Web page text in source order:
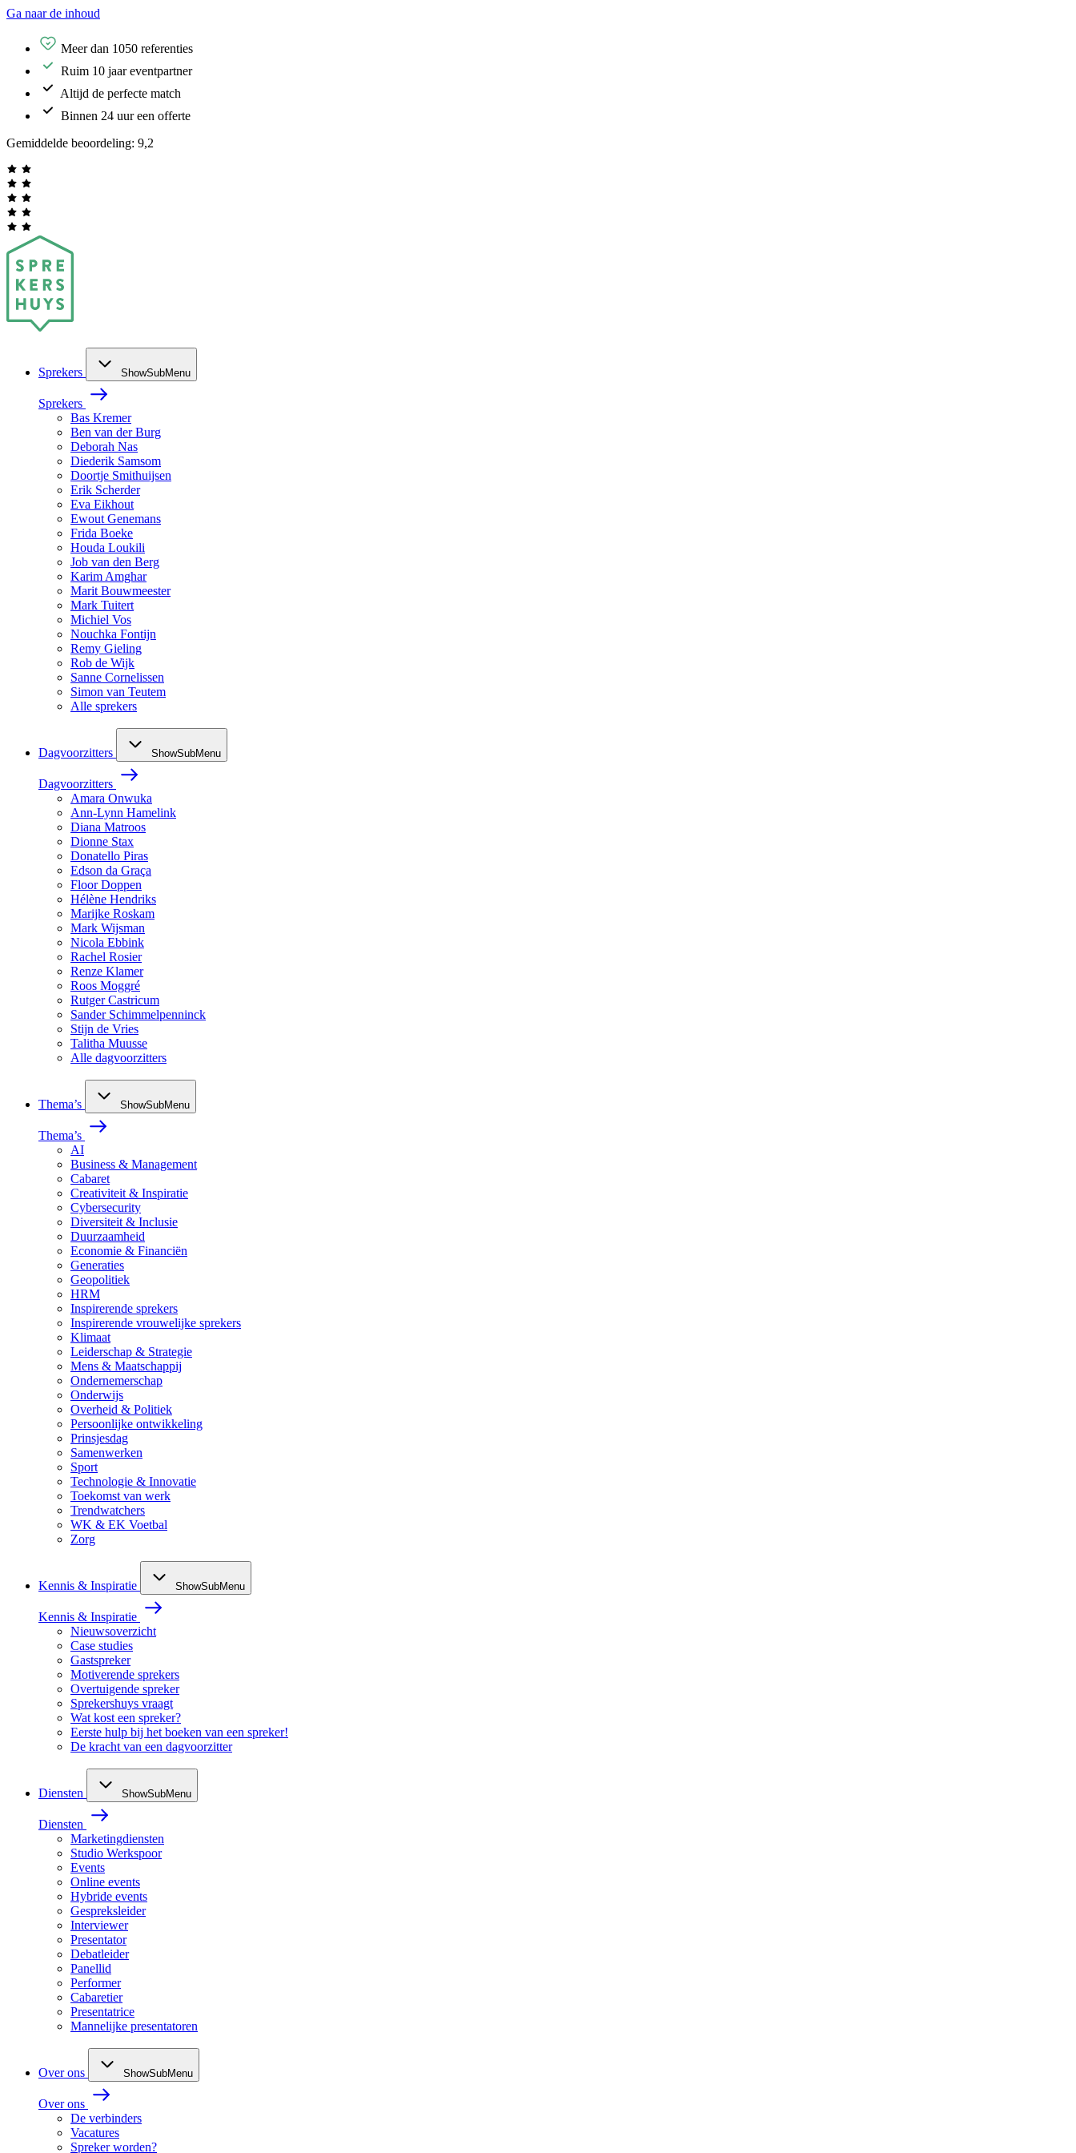
Ga naar de inhoud
Meer dan 1050 referenties
Ruim 10 jaar eventpartner
Altijd de perfecte match
Binnen 24 uur een offerte
Gemiddelde beoordeling: 9,2
Sprekers ShowSubMenu
Sprekers
Bas Kremer
Ben van der Burg
Deborah Nas
Diederik Samsom
Doortje Smithuijsen
Erik Scherder
Eva Eikhout
Ewout Genemans
Frida Boeke
Houda Loukili
Job van den Berg
Karim Amghar
Marit Bouwmeester
Mark Tuitert
Michiel Vos
Nouchka Fontijn
Remy Gieling
Rob de Wijk
Sanne Cornelissen
Simon van Teutem
Alle sprekers
Dagvoorzitters ShowSubMenu
Dagvoorzitters
Amara Onwuka
Ann-Lynn Hamelink
Diana Matroos
Dionne Stax
Donatello Piras
Edson da Graça
Floor Doppen
Hélène Hendriks
Marijke Roskam
Mark Wijsman
Nicola Ebbink
Rachel Rosier
Renze Klamer
Roos Moggré
Rutger Castricum
Sander Schimmelpenninck
Stijn de Vries
Talitha Muusse
Alle dagvoorzitters
Thema’s ShowSubMenu
Thema’s
AI
Business & Management
Cabaret
Creativiteit & Inspiratie
Cybersecurity
Diversiteit & Inclusie
Duurzaamheid
Economie & Financiën
Generaties
Geopolitiek
HRM
Inspirerende sprekers
Inspirerende vrouwelijke sprekers
Klimaat
Leiderschap & Strategie
Mens & Maatschappij
Ondernemerschap
Onderwijs
Overheid & Politiek
Persoonlijke ontwikkeling
Prinsjesdag
Samenwerken
Sport
Technologie & Innovatie
Toekomst van werk
Trendwatchers
WK & EK Voetbal
Zorg
Kennis & Inspiratie ShowSubMenu
Kennis & Inspiratie
Nieuwsoverzicht
Case studies
Gastspreker
Motiverende sprekers
Overtuigende spreker
Sprekershuys vraagt
Wat kost een spreker?
Eerste hulp bij het boeken van een spreker!
De kracht van een dagvoorzitter
Diensten ShowSubMenu
Diensten
Marketingdiensten
Studio Werkspoor
Events
Online events
Hybride events
Gespreksleider
Interviewer
Presentator
Debatleider
Panellid
Performer
Cabaretier
Presentatrice
Mannelijke presentatoren
Over ons ShowSubMenu
Over ons
De verbinders
Vacatures
Spreker worden?